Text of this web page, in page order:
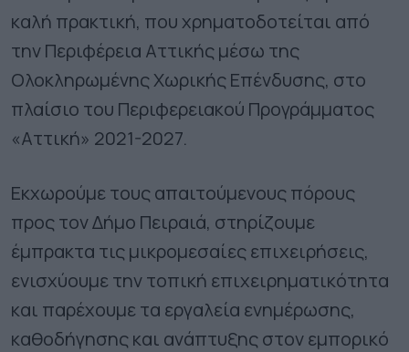
καλή πρακτική, που χρηματοδοτείται από
την Περιφέρεια Αττικής μέσω της
Ολοκληρωμένης Χωρικής Επένδυσης, στο
πλαίσιο του Περιφερειακού Προγράμματος
«Αττική» 2021-2027.
Εκχωρούμε τους απαιτούμενους πόρους
προς τον Δήμο Πειραιά, στηρίζουμε
έμπρακτα τις μικρομεσαίες επιχειρήσεις,
ενισχύουμε την τοπική επιχειρηματικότητα
και παρέχουμε τα εργαλεία ενημέρωσης,
καθοδήγησης και ανάπτυξης στον εμπορικό